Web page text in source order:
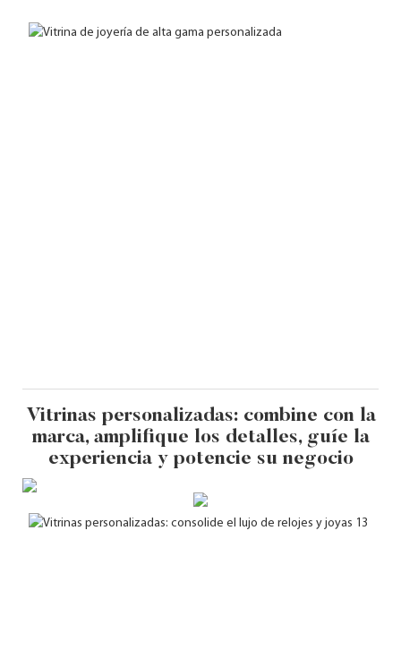
Vitrinas personalizadas: combine con la
marca, amplifique los detalles, guíe la
experiencia y potencie su negocio